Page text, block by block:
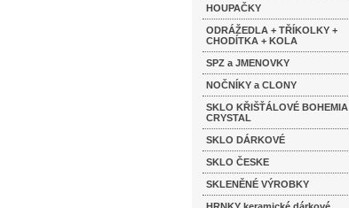
HOUPAČKY
ODRÁŽEDLA + TŘÍKOLKY +
CHODÍTKA + KOLA
SPZ a JMENOVKY
NOČNÍKY a CLONY
SKLO KŘIŠŤÁLOVÉ BOHEMIA
CRYSTAL
SKLO DÁRKOVÉ
SKLO ČESKE
SKLENĚNÉ VÝROBKY